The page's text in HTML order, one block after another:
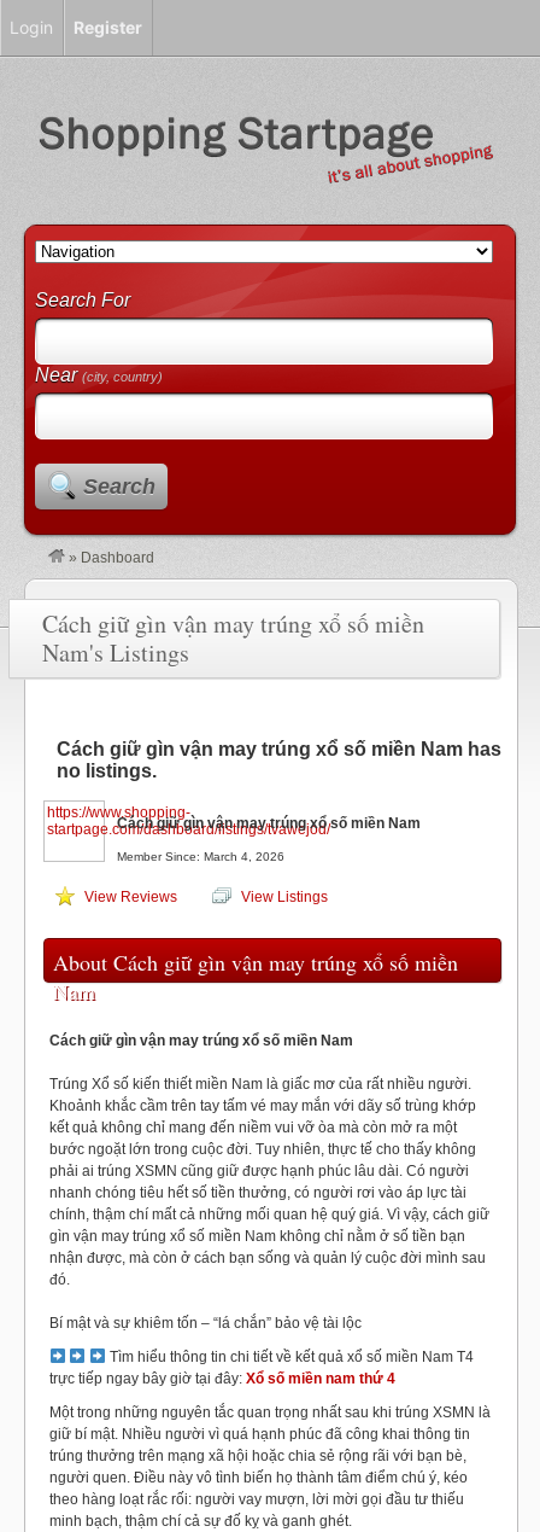
Search For
Near(city, country)
Search
» Dashboard
Cách giữ gìn vận may trúng xổ số miền
Nam's Listings
Cách giữ gìn vận may trúng xổ số miền Nam has
no listings.
https://www.shopping-
startpage.com/dashboard/listings/tvawejod/
Cách giữ gìn vận may trúng xổ số miền Nam
Member Since: March 4, 2026
View Reviews View Listings
About Cách giữ gìn vận may trúng xổ số miền
Nam
Cách giữ gìn vận may trúng xổ số miền Nam
Trúng Xổ số kiến thiết miền Nam là giấc mơ của rất nhiều người.
Khoảnh khắc cầm trên tay tấm vé may mắn với dãy số trùng khớp
kết quả không chỉ mang đến niềm vui vỡ òa mà còn mở ra một
bước ngoặt lớn trong cuộc đời. Tuy nhiên, thực tế cho thấy không
phải ai trúng XSMN cũng giữ được hạnh phúc lâu dài. Có người
nhanh chóng tiêu hết số tiền thưởng, có người rơi vào áp lực tài
chính, thậm chí mất cả những mối quan hệ quý giá. Vì vậy, cách giữ
gìn vận may trúng xổ số miền Nam không chỉ nằm ở số tiền bạn
nhận được, mà còn ở cách bạn sống và quản lý cuộc đời mình sau
đó.
Bí mật và sự khiêm tốn – “lá chắn” bảo vệ tài lộc
Tìm hiểu thông tin chi tiết về kết quả xổ số miền Nam T4
trực tiếp ngay bây giờ tại đây: Xổ số miền nam thứ 4
Một trong những nguyên tắc quan trọng nhất sau khi trúng XSMN là
giữ bí mật. Nhiều người vì quá hạnh phúc đã công khai thông tin
trúng thưởng trên mạng xã hội hoặc chia sẻ rộng rãi với bạn bè,
người quen. Điều này vô tình biến họ thành tâm điểm chú ý, kéo
theo hàng loạt rắc rối: người vay mượn, lời mời gọi đầu tư thiếu
minh bạch, thậm chí cả sự đố kỵ và ganh ghét.
Login Register